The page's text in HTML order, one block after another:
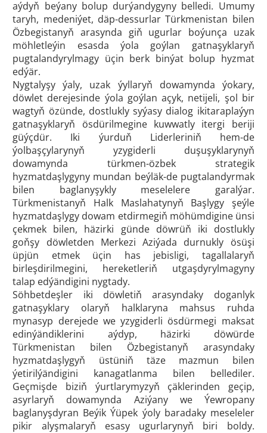
aýdyň beýany bolup durýandygyny belledi. Umumy
taryh, medeniýet, däp-dessurlar Türkmenistan bilen
Özbegistanyň arasynda giň ugurlar boýunça uzak
möhletleýin esasda ýola goýlan gatnaşyklaryň
pugtalandyrylmagy üçin berk binýat bolup hyzmat
edýär.
Nygtalyşy ýaly, uzak ýyllaryň dowamynda ýokary,
döwlet derejesinde ýola goýlan açyk, netijeli, şol bir
wagtyň özünde, dostlukly syýasy dialog ikitaraplaýyn
gatnaşyklaryň ösdürilmegine kuwwatly itergi beriji
güýçdür. Iki ýurduň Liderleriniň hem-de
ýolbaşçylarynyň yzygiderli duşuşyklarynyň
dowamynda türkmen-özbek strategik
hyzmatdaşlygyny mundan beýläk-de pugtalandyrmak
bilen baglanyşykly meselelere garalýar.
Türkmenistanyň Halk Maslahatynyň Başlygy şeýle
hyzmatdaşlygy dowam etdirmegiň möhümdigine ünsi
çekmek bilen, häzirki günde döwrüň iki dostlukly
goňşy döwletden Merkezi Aziýada durnukly ösüşi
üpjün etmek üçin has jebisligi, tagallalaryň
birleşdirilmegini, hereketleriň utgaşdyrylmagyny
talap edýändigini nygtady.
Söhbetdeşler iki döwletiň arasyndaky doganlyk
gatnaşyklary olaryň halklaryna mahsus ruhda
mynasyp derejede we yzygiderli ösdürmegi maksat
edinýändiklerini aýdyp, häzirki döwürde
Türkmenistan bilen Özbegistanyň arasyndaky
hyzmatdaşlygyň üstüniň täze mazmun bilen
ýetirilýändigini kanagatlanma bilen bellediler.
Geçmişde biziň ýurtlarymyzyň çäklerinden geçip,
asyrlaryň dowamynda Aziýany we Ýewropany
baglanyşdyran Beýik Ýüpek ýoly baradaky meseleler
pikir alyşmalaryň esasy ugurlarynyň biri boldy.